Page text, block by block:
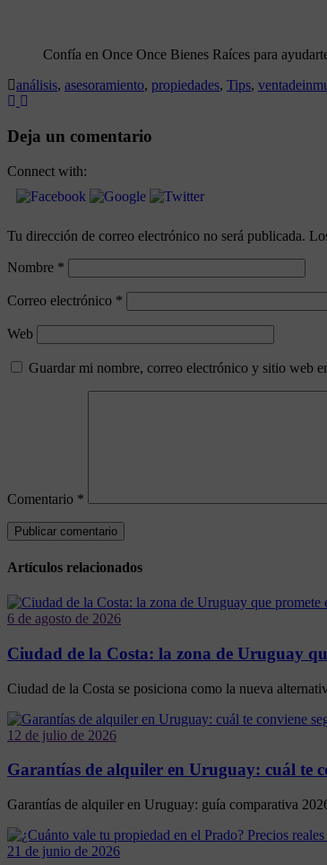
Confía en Once Once Bienes Raíces para
análisis, asesoramiento, propiedades, Tips,
Deja un comentario
Connect with:
Tu dirección de correo electrónico no será publicada.
Nombre *
Correo electrónico *
Web
Guardar mi nombre, correo electrónico y sitio web
Comentario *
Artículos relacionados
6 de agosto de 2026
Ciudad de la Costa: la zona de Uruguay
Ciudad de la Costa se posiciona como la nueva
12 de julio de 2026
Garantías de alquiler en Uruguay: cuál te
Garantías de alquiler en Uruguay: guía comparativa
21 de junio de 2026